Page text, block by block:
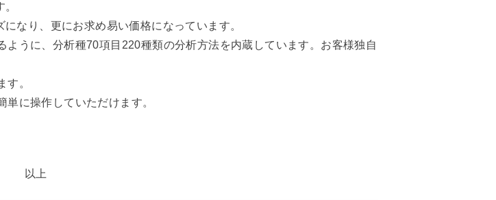
なり、更にお求め易い価格になっています。
うに、分析種70項目220種類の分析方法を内蔵しています。お客様独自
す。
に操作していただけます。
以上